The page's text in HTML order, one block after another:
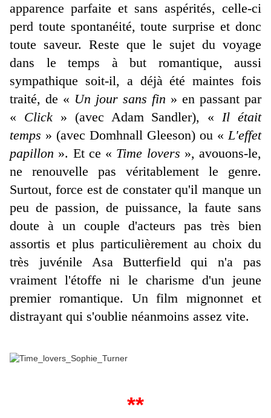
apparence parfaite et sans aspérités, celle-ci
perd toute spontanéité, toute surprise et donc
toute saveur. Reste que le sujet du voyage
dans le temps à but romantique, aussi
sympathique soit-il, a déjà été maintes fois
traité, de « Un jour sans fin » en passant par
« Click » (avec Adam Sandler), « Il était
temps » (avec Domhnall Gleeson) ou « L'effet
papillon ». Et ce « Time lovers », avouons-le,
ne renouvelle pas véritablement le genre.
Surtout, force est de constater qu'il manque un
peu de passion, de puissance, la faute sans
doute à un couple d'acteurs pas très bien
assortis et plus particulièrement au choix du
très juvénile Asa Butterfield qui n'a pas
vraiment l'étoffe ni le charisme d'un jeune
premier romantique. Un film mignonnet et
distrayant qui s'oublie néanmoins assez vite.
**